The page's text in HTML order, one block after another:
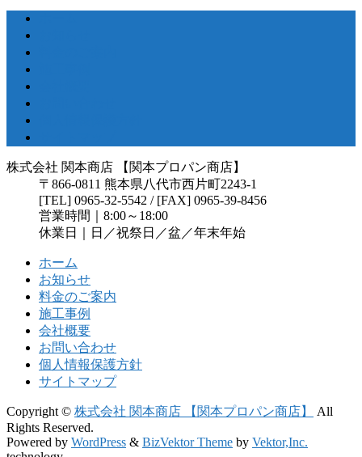
株式会社 関本商店 【関本プロパン商店】
〒866-0811 熊本県八代市西片町2243-1
[TEL] 0965-32-5542 / [FAX] 0965-39-8456
営業時間｜8:00～18:00
休業日｜日／祝祭日／盆／年末年始
ホーム
お知らせ
料金のご案内
施工事例
会社概要
お問い合わせ
個人情報保護方針
サイトマップ
Copyright © 株式会社 関本商店 【関本プロパン商店】
All
Rights Reserved.
Powered by WordPress & BizVektor Theme by Vektor,Inc.